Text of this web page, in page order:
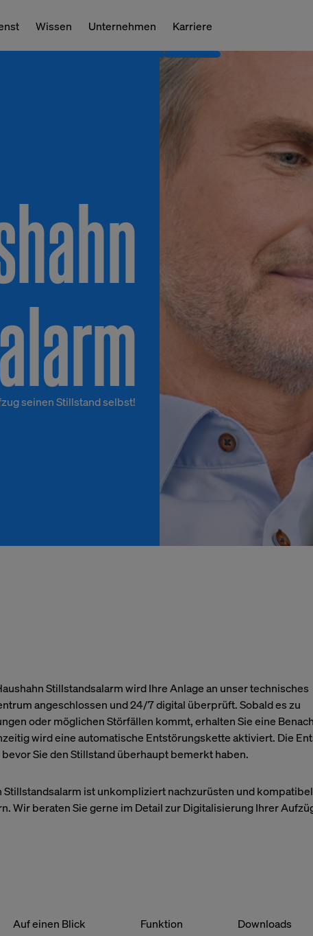
Wissen Unternehmen Karriere
seinen Stillstand selbst!
Stillstandsalarm wird Ihre Anlage an unser technisches
angeschlossen und 24/7 digital überprüft. Sobald es zu
oder möglichen Störfällen kommt, erhalten Sie eine
wird eine automatische Entstörungskette aktiviert. Die
bevor Sie den Stillstand überhaupt bemerkt haben.
Stillstandsalarm ist unkompliziert nachzurüsten und
Wir beraten Sie gerne im Detail zur Digitalisierung Ihrer
Auf einen Blick Funktion Downloads